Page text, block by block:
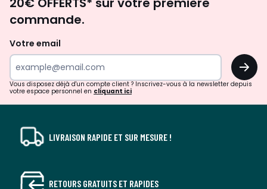
d'inspirations
surprises?
commande.
Votre email
OK
Vous disposez déjà d'un compte client ? Inscrivez-vous à la newsletter depuis
votre espace personnel en cliquant ici
LIVRAISON RAPIDE ET SUR MESURE !
RETOURS GRATUITS ET RAPIDES